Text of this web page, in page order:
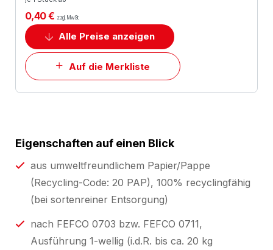
Auf die Merkliste
0,40 € zzgl. MwSt.
Alle Preise anzeigen
Eigenschaften auf einen Blick
aus umweltfreundlichem Papier/Pappe
(Recycling-Code: 20 PAP), 100% recyclingfähig
(bei sortenreiner Entsorgung)
nach FEFCO 0703 bzw. FEFCO 0711,
Ausführung 1-wellig (i.d.R. bis ca. 20 kg